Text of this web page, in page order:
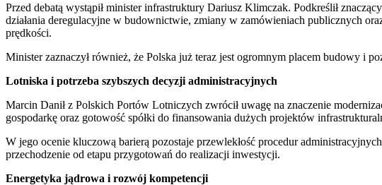
Przed debatą wystąpił minister infrastruktury Dariusz Klimczak. Podkreślił
działania deregulacyjne w budownictwie, zmiany w zamówieniach publicznych
prędkości.
Minister zaznaczył również, że Polska już teraz jest ogromnym placem budowy i
Lotniska i potrzeba szybszych decyzji administracyjnych
Marcin Danił z Polskich Portów Lotniczych zwrócił uwagę na znaczenie
gospodarkę oraz gotowość spółki do finansowania dużych projektów
W jego ocenie kluczową barierą pozostaje przewlekłość procedur
przechodzenie od etapu przygotowań do realizacji inwestycji.
Energetyka jądrowa i rozwój kompetencji